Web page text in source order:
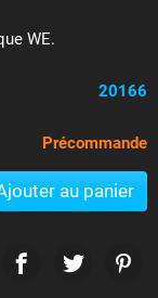
WE.
20166
Précommande
au panier